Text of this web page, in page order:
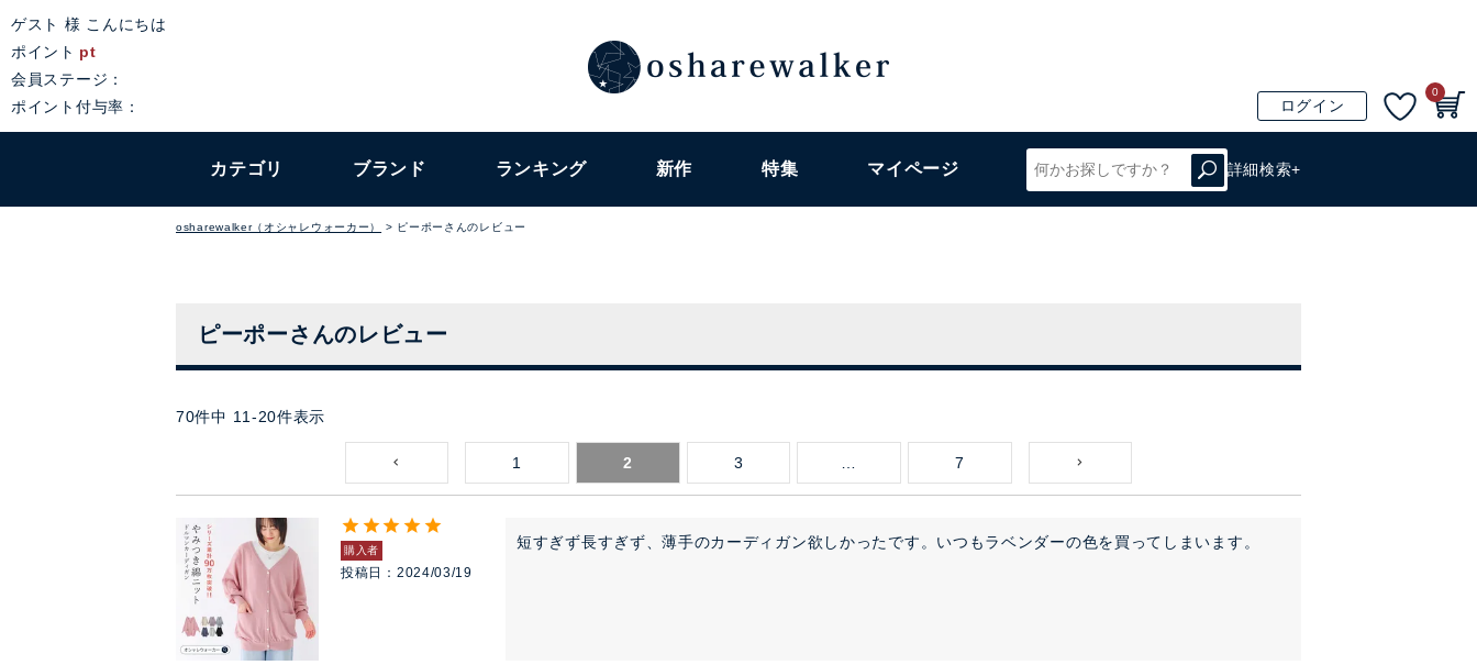
ゲスト 様 こんにちは
ポイント pt
会員ステージ：
ポイント付与率：
ログイン
0
カテゴリ ブランド ランキング 新作 特集 マイページ 詳細検索+
osharewalker（オシャレウォーカー） ピーポーさんのレビュー
ピーポーさんのレビュー
70件中 11 -20件表示
1 2 3 7
購入者
投稿日 2024/03/19
短すぎず長すぎず、薄手のカーディガン欲しかったです。いつもラベンダーの色を買ってしまいます。